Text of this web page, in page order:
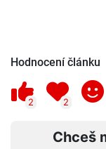
Hodnocení článku
2 2
Chceš